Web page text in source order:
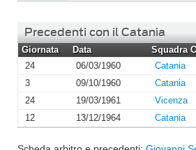
Precedenti con il Catania
Giornata Data Squadra
24
06/03/1960 Catania
3
09/10/1960 Catania
24
19/03/1961 Vicenza
12
13/12/1964 Catania